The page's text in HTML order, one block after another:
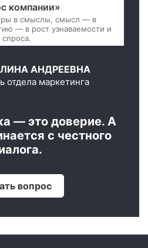
компании»
в смыслы, смысл — в
— в рост узнаваемости и
спроса.
АНДРЕЕВНА
отдела маркетинга
— это доверие. А
с честного
вопрос